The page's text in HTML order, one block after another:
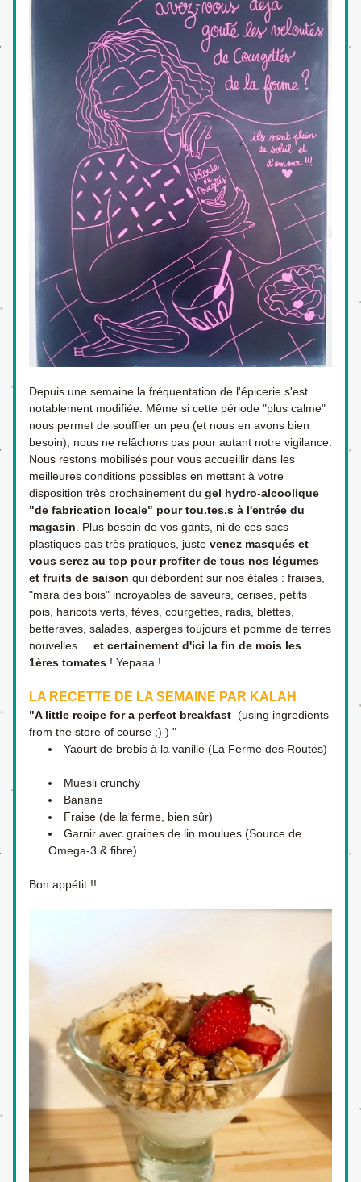
Depuis une semaine la fréquentation de l'épicerie s'est
notablement modifiée. Même si cette période "plus calme"
nous permet de souffler un peu (et nous en avons bien
besoin), nous ne relâchons pas pour autant notre vigilance.
Nous restons mobilisés pour vous accueillir dans les
meilleures conditions possibles en mettant à votre
disposition très prochainement du gel hydro-alcoolique
"de fabrication locale" pour tou.tes.s à l'entrée du
magasin . Plus besoin de vos gants, ni de ces sacs
plastiques pas très pratiques, juste venez masqués et
vous serez au top pour profiter de tous nos légumes
et fruits de saison qui débordent sur nos étales : fraises,
"mara des bois" incroyables de saveurs, cerises, petits
pois, haricots verts, fèves, courgettes, radis, blettes,
betteraves, salades, asperges toujours et pomme de terres
nouvelles.... et certainement d'ici la fin de mois les
1ères tomates ! Yepaaa !
LA RECETTE DE LA SEMAINE PAR KALAH
"A little recipe for a perfect breakfast (using ingredients
from the store of course ;) ) "
Yaourt de brebis à la vanille (La Ferme des Routes)
Muesli crunchy
Banane
Fraise (de la ferme, bien sûr)
Garnir avec graines de lin moulues (Source de
Omega-3 & fibre)
Bon appétit !!